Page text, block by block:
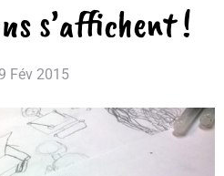
s’affichent !
Fév 2015